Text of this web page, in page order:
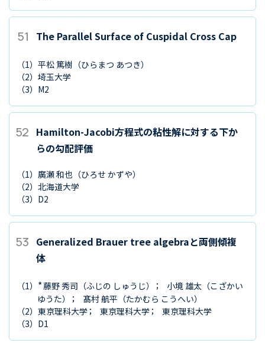
51 The Parallel Surface of Cuspidal Cross Cap
（1） 平松 篤樹 （ひらまつ あつき）
（2） 埼玉大学
（3） M2
52 Hamilton-Jacobi方程式の粘性解に対する下か
らの勾配評価
（1） 廣瀬 和也 （ひろせ かずや）
（2） 北海道大学
（3） D2
53 Generalized Brauer tree algebraと両側傾複
体
（1） *藤野 秀司 （ふじの しゅうじ） 小境 雄太 （こざかい
ゆうた）
髙村 航平 （たかむら こうへい）
（2） 東京理科大学 東京理科大学
東京理科大学
（3） D1